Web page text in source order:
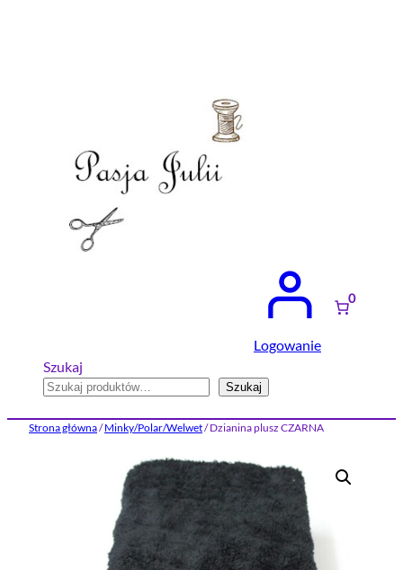
Logowanie
0
Szukaj
Szukaj
Strona główna/Minky/Polar/Welwet/ Dzianina plusz CZARNA